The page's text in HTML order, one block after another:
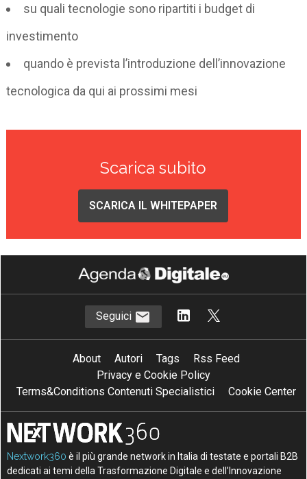
su quali tecnologie sono ripartiti i budget di
investimento
quando è prevista l’introduzione dell’innovazione
tecnologica da qui ai prossimi mesi
Scarica subito
SCARICA IL WHITEPAPER
Seguici
About Autori Tags
Rss Feed
Privacy e Cookie Policy
Terms&Conditions Contenuti Specialistici
Cookie Center
Nextwork360 è il più grande network in Italia di testate e portali B2B
dedicati ai temi della Trasformazione Digitale e dell’Innovazione